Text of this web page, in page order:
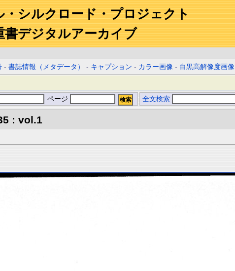
シルクロード・プロジェクト
書デジタルアーカイブ
-書誌情報（メタデータ） - キャプション - カラー画像 - 白黒高解像度画像
ページ 全文検索
: vol.1